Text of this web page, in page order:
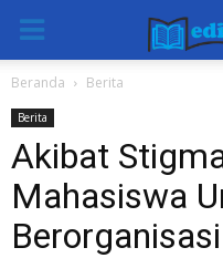
Beranda Berita
Berita
Akibat
Mahasiswa